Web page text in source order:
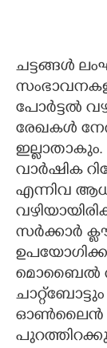
ചട്ടങ്ങൾ
പോർട്ടൽ
രേഖകൾ
വാർഷിക
എന്നിവ
സർക്കാർ
മൊബൈൽ
ഓൺലൈൻ